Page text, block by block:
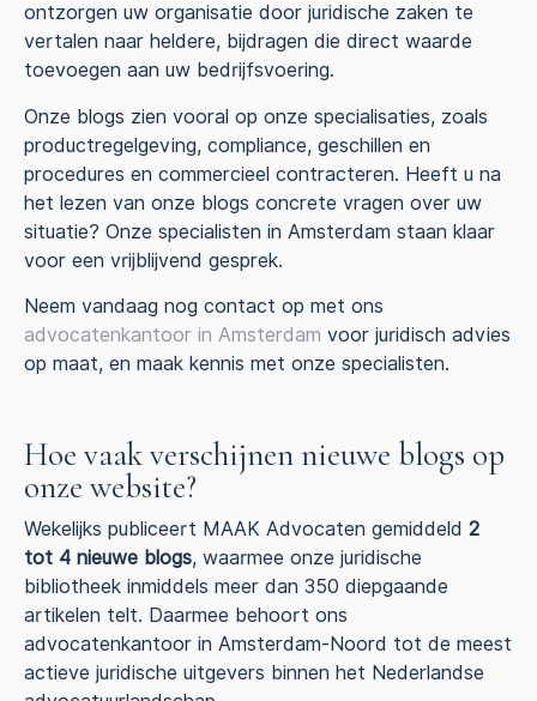
ontzorgen uw organisatie door juridische zaken te
vertalen naar heldere, bijdragen die direct waarde
toevoegen aan uw bedrijfsvoering.
Onze blogs zien vooral op onze specialisaties, zoals
productregelgeving, compliance, geschillen en
procedures en commercieel contracteren. Heeft u na
het lezen van onze blogs concrete vragen over uw
situatie? Onze specialisten in Amsterdam staan klaar
voor een vrijblijvend gesprek.
Neem vandaag nog contact op met ons
advocatenkantoor in Amsterdam voor juridisch advies
op maat, en maak kennis met onze specialisten.
Hoe vaak verschijnen nieuwe blogs op
onze website?
Wekelijks publiceert MAAK Advocaten gemiddeld 2
tot 4 nieuwe blogs, waarmee onze juridische
bibliotheek inmiddels meer dan 350 diepgaande
artikelen telt. Daarmee behoort ons
advocatenkantoor in Amsterdam-Noord tot de meest
actieve juridische uitgevers binnen het Nederlandse